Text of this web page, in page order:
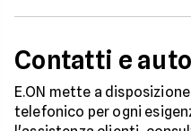
Contatti e
E.ON mette a
telefonico per ogni